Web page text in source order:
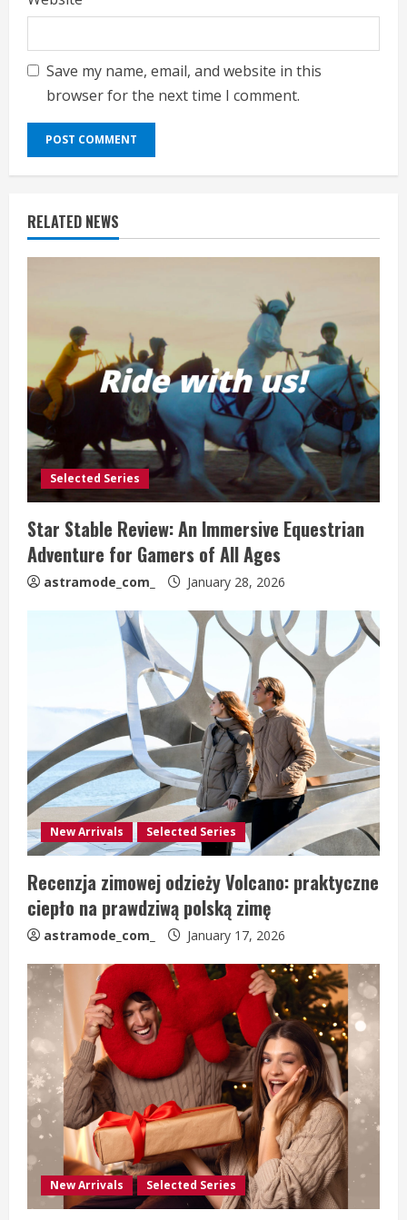
Save my name, email, and website in this
browser for the next time I comment.
RELATED NEWS
Selected Series
Star Stable Review: An Immersive Equestrian
Adventure for Gamers of All Ages
astramode_com_ January 28, 2026
New Arrivals Selected Series
Recenzja zimowej odzieży Volcano: praktyczne
ciepło na prawdziwą polską zimę
astramode_com_ January 17, 2026
New Arrivals Selected Series